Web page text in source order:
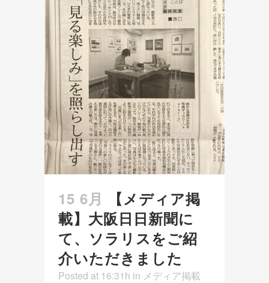
15 6月
【メディア掲
載】大阪日日新聞に
て、ソラリスをご紹
介いただきました
Posted at 16:31h in メディア掲載